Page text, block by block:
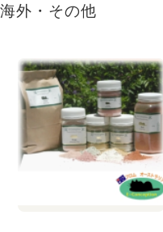
海外・その他